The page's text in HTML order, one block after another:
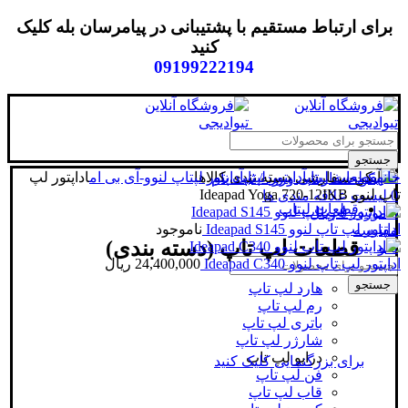
برای ارتباط مستقیم با پشتیبانی در پیامرسان بله کلیک
کنید
09199222194
جستجو
ورود / ثبت نام
0 لیست علاقه مندی ها
0 مورد/
0 ریال
مقایسه
منو
جستجو
دسته بندی کالاها
قطعات لپتاپ
قطعات لپ تاپ (دسته بندی)
هارد لپ تاپ
رم لپ تاپ
باتری لپ تاپ
شارژر لپ تاپ
درایو لپ تاپ
فن لپ تاپ
قاب لپ تاپ
خانهقطعات لپتاپآداپتور لپتاپآداپتور لپتاپ لنوو-آی بی اماداپتور لپ
تاپ لنوو Ideapad Yoga 720-12IKB
اداپتور لپ تاپ لنوو Ideapad S145 ناموجود
اداپتور لپ تاپ لنوو Ideapad C340 24,400,000 ریال
برای بزرگنمایی کلیک کنید